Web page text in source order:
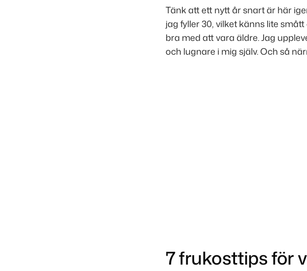
Tänk att ett nytt år snart är här
jag fyller 30, vilket känns lite
bra med att vara äldre. Jag
och lugnare i mig själv. Och så
7 frukosttips för